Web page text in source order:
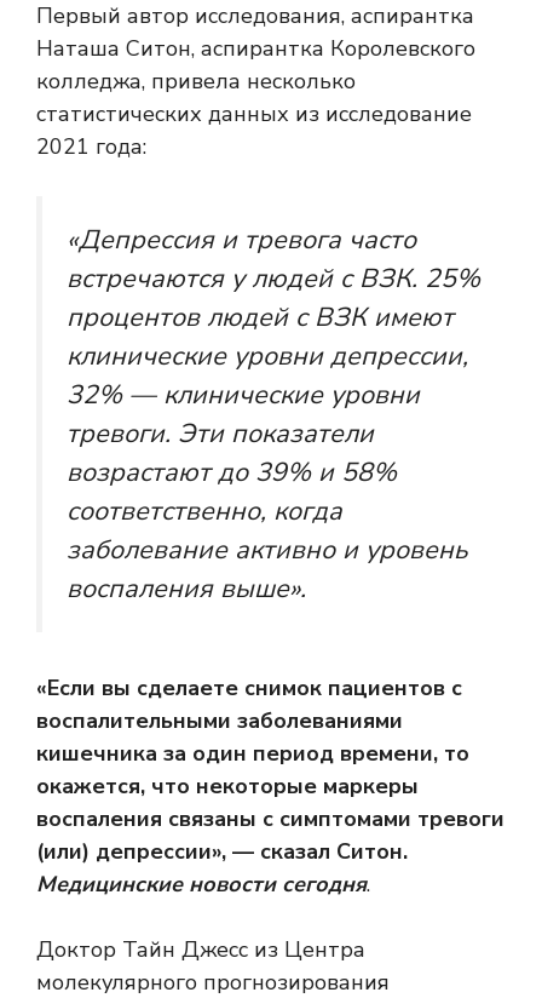
Первый автор исследования, аспирантка
Наташа Ситон, аспирантка Королевского
колледжа, привела несколько
статистических данных из исследование
2021 года:
«Депрессия и тревога часто
встречаются у людей с ВЗК. 25%
процентов людей с ВЗК имеют
клинические уровни депрессии,
32% — клинические уровни
тревоги. Эти показатели
возрастают до 39% и 58%
соответственно, когда
заболевание активно и уровень
воспаления выше».
«Если вы сделаете снимок пациентов с
воспалительными заболеваниями
кишечника за один период времени, то
окажется, что некоторые маркеры
воспаления связаны с симптомами тревоги
(или) депрессии», — сказал Ситон.
Медицинские новости сегодня.
Доктор Тайн Джесс из Центра
молекулярного прогнозирования